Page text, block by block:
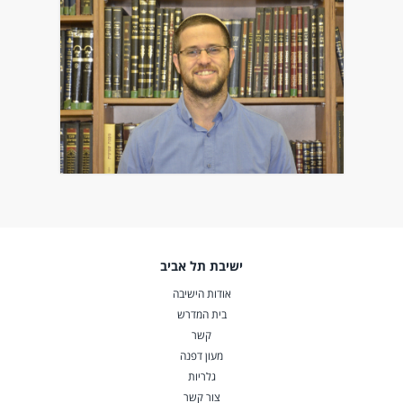
ישיבת תל אביב
אודות הישיבה
בית המדרש
קשר
מעון דפנה
גלריות
צור קשר